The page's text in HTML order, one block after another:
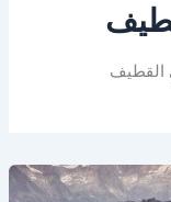
القطيف